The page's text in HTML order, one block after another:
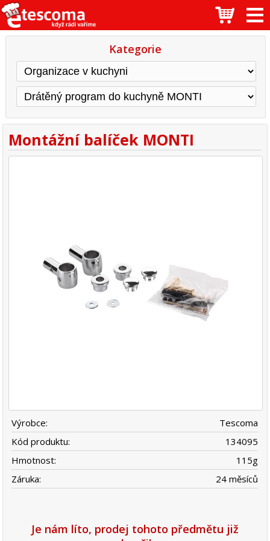
Kategorie
Montážní balíček MONTI
Výrobce:
Tescoma
Kód produktu:
134095
Hmotnost:
115g
Záruka:
24 měsíců
Je nám líto, prodej tohoto předmětu již